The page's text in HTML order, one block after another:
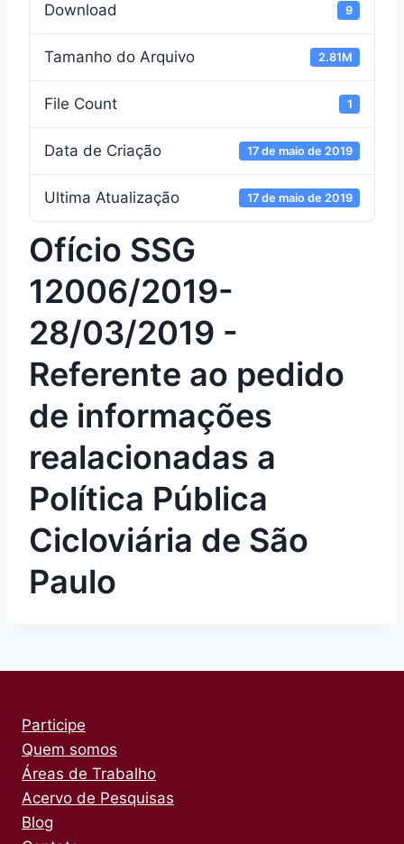
Download 9
Tamanho do Arquivo 2.81M
File Count 1
Data de Criação 17 de maio de 2019
Ultima Atualização 17 de maio de 2019
Ofício SSG
12006/2019-
28/03/2019 -
Referente ao pedido
de informações
realacionadas a
Política Pública
Cicloviária de São
Paulo
Participe
Quem somos
Áreas de Trabalho
Acervo de Pesquisas
Blog